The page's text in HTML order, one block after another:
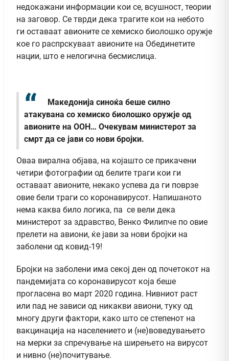
недокажани информации кои се, всушност, теории
на заговор. Се тврди дека трагите кои на небото
ги оставаат авионите се хемиско биолошко оружје
кое го распрскуваат авионите на Обединетите
нации, што е нелогична бесмислица.
Македонија синоќа беше силно
атакувана со хемиско биолошко оружје од
авионите на ООН… Очекувам министерот за
смрт да се јави со нови бројки.
Оваа вирална објава, на којашто се прикачени
четири фотографии од белите траги кои ги
оставаат авионите, некако успева да ги поврзе
овие бели траги со коронавирусот. Напишаното
нема каква било логика, па се вели дека
министерот за здравство, Венко Филипче по овие
прелети на авиони, ќе јави за нови бројки на
заболени од ковид-19!
Бројки на заболени има секој ден од почетокот на
пандемијата со коронавирусот која беше
прогласена во март 2020 година. Нивниот раст
или пад не зависи од никакви авиони, туку од
многу други фактори, како што се степенот на
вакцинација на населението и (не)воведувањето
на мерки за спречување на ширењето на вирусот
и нивно (не)почитување.